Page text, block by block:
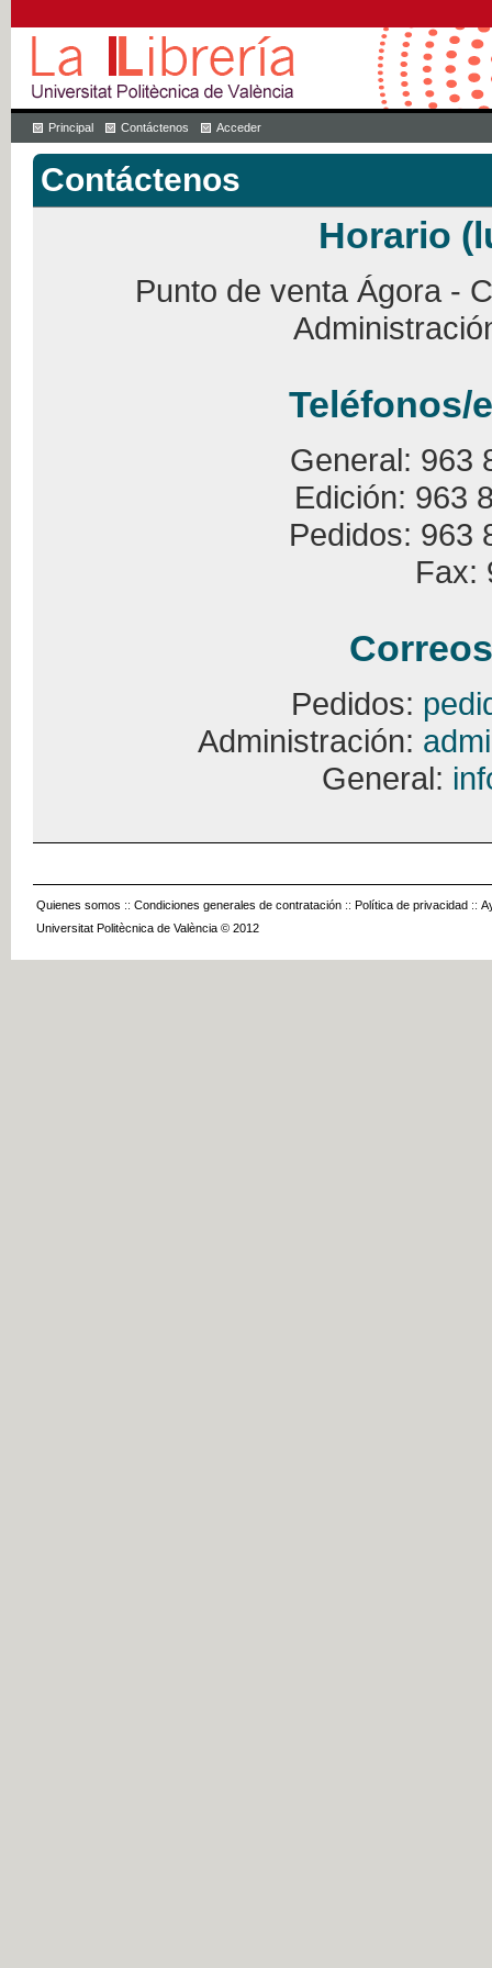
Principal Contáctenos Acceder
Contáctenos
Horario
Punto de venta Ágora -
Teléfonos/
General: 963
Edición: 963
Pedidos: 963
Fax:
Pedidos:
Administración:
General:
Quienes somos :: Condiciones generales de contratación :: Política de privacidad ::
Universitat Politècnica de València © 2012